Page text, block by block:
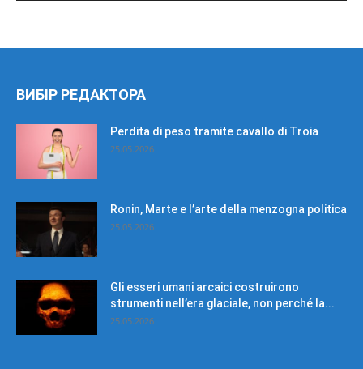
ВИБІР РЕДАКТОРА
Perdita di peso tramite cavallo di Troia
25.05.2026
Ronin, Marte e l’arte della menzogna politica
25.05.2026
Gli esseri umani arcaici costruirono
strumenti nell’era glaciale, non perché la...
25.05.2026